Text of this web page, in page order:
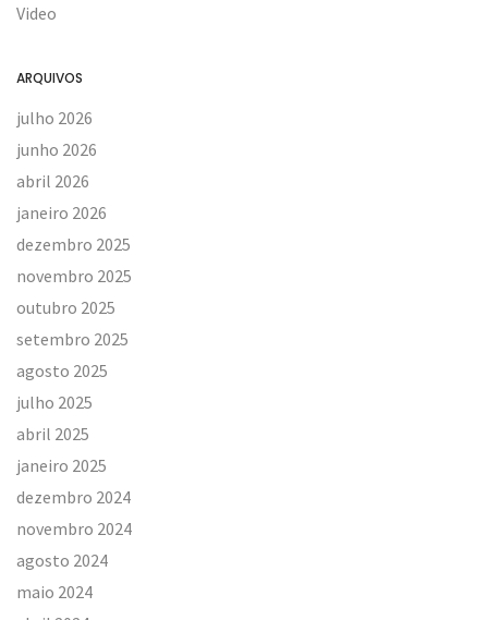
Video
ARQUIVOS
julho 2026
junho 2026
abril 2026
janeiro 2026
dezembro 2025
novembro 2025
outubro 2025
setembro 2025
agosto 2025
julho 2025
abril 2025
janeiro 2025
dezembro 2024
novembro 2024
agosto 2024
maio 2024